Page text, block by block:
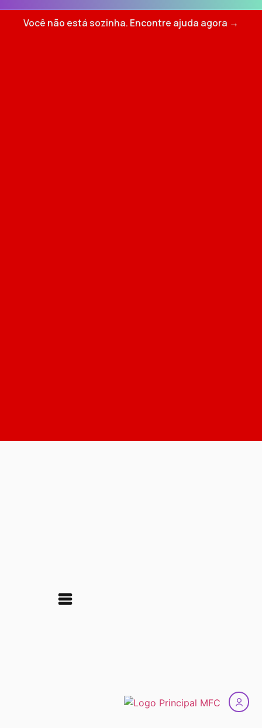
Você não está sozinha. Encontre ajuda agora →